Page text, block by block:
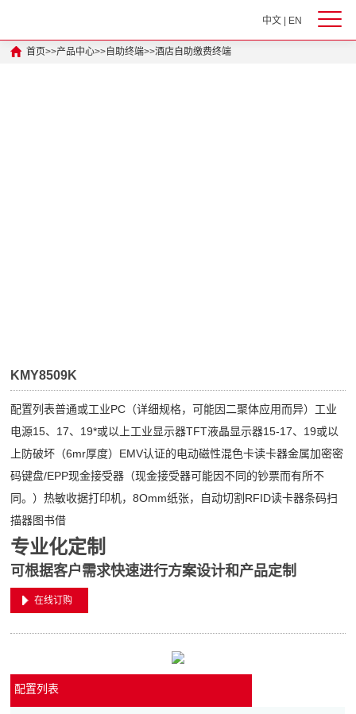
中文| EN
首页>>产品中心>>自助终端>>酒店自助缴费终端
KMY8509K
配置列表普通或工业PC（详细规格，可能因二聚体应用而异）工业
电源15、17、19*或以上工业显示器TFT液晶显示器15-17、19或以
上防破坏（6mr厚度）EMV认证的电动磁性混色卡读卡器金属加密密
码键盘/EPP现金接受器（现金接受器可能因不同的钞票而有所不
同。）热敏收据打印机，8Omm纸张，自动切割RFID读卡器条码扫
描器图书借
专业化定制
可根据客户需求快速进行方案设计和产品定制
在线订购
配置列表